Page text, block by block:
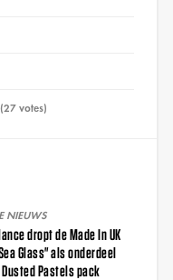
(27 votes)
NIEUWS
dropt de Made In UK
Glass" als onderdeel
Pastels pack